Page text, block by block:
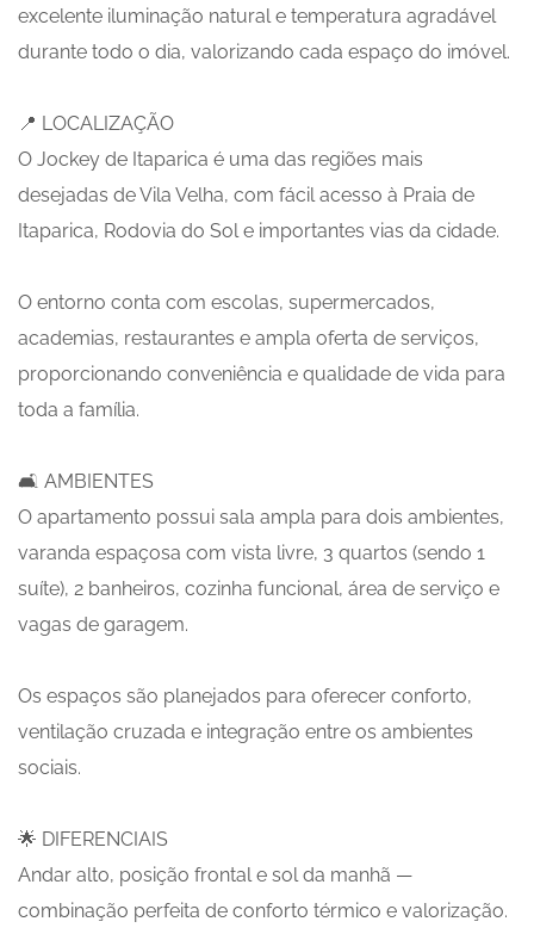
excelente iluminação natural e temperatura agradável
durante todo o dia, valorizando cada espaço do imóvel.
📍 LOCALIZAÇÃO
O Jockey de Itaparica é uma das regiões mais
desejadas de Vila Velha, com fácil acesso à Praia de
Itaparica, Rodovia do Sol e importantes vias da cidade.
O entorno conta com escolas, supermercados,
academias, restaurantes e ampla oferta de serviços,
proporcionando conveniência e qualidade de vida para
toda a família.
🛋️ AMBIENTES
O apartamento possui sala ampla para dois ambientes,
varanda espaçosa com vista livre, 3 quartos (sendo 1
suíte), 2 banheiros, cozinha funcional, área de serviço e
vagas de garagem.
Os espaços são planejados para oferecer conforto,
ventilação cruzada e integração entre os ambientes
sociais.
🌟 DIFERENCIAIS
Andar alto, posição frontal e sol da manhã —
combinação perfeita de conforto térmico e valorização.